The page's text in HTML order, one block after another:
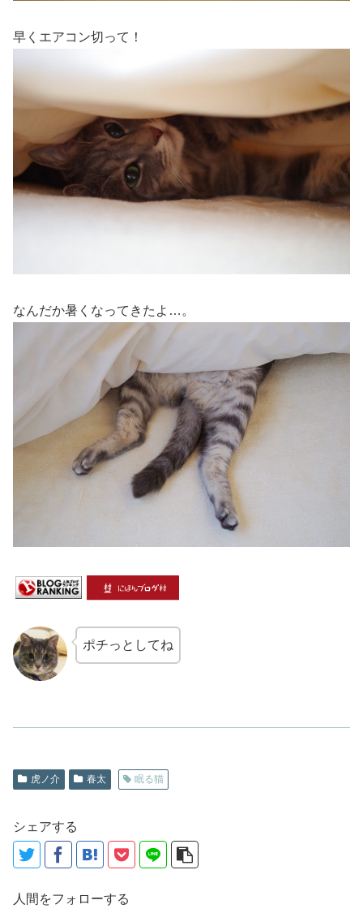
早くエアコン切って！
なんだか暑くなってきたよ…。
ポチっとしてね
虎ノ介 春太 眠る猫
シェアする
人間をフォローする